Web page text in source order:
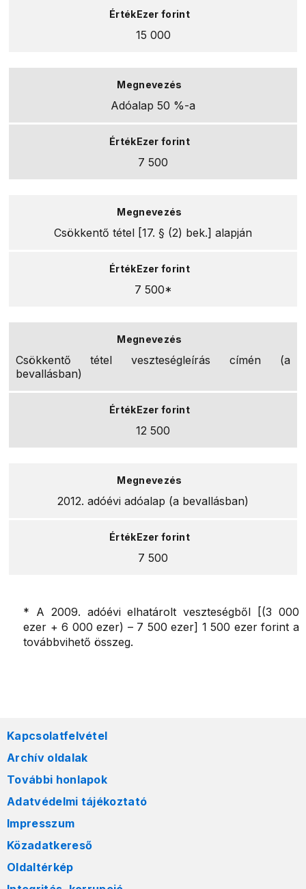
15 000
Adóalap 50 %-a
7 500
Csökkentő tétel [17. § (2) bek.] alapján
7 500*
Csökkentő tétel veszteségleírás címén (a
bevallásban)
12 500
2012. adóévi adóalap (a bevallásban)
7 500
* A 2009. adóévi elhatárolt veszteségből [(3 000
ezer + 6 000 ezer) – 7 500 ezer] 1 500 ezer forint a
továbbvihető összeg.
Kapcsolatfelvétel
Archív oldalak
További honlapok
Adatvédelmi tájékoztató
Impresszum
Közadatkereső
Oldaltérkép